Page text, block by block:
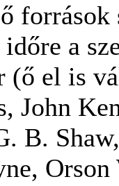
források
időre a
(ő el is
John
B.